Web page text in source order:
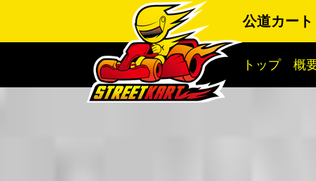
公道カー
トップ 概